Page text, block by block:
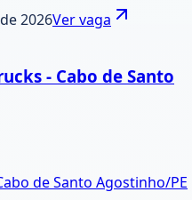
2026Ver vaga
- Cabo de Santo
de Santo Agostinho/PE